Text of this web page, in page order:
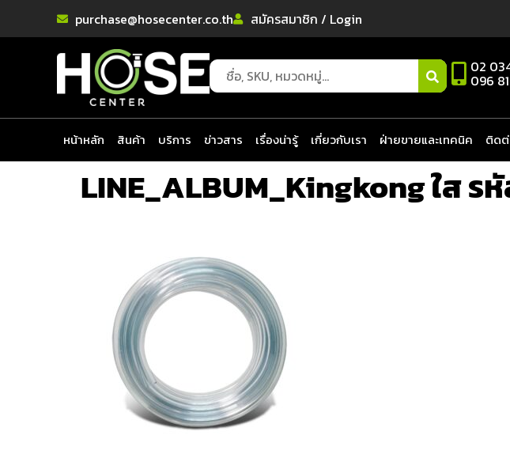
purchase@hosecenter.co.th สมัครสมาชิก / Login
02
096
หน้าหลัก สินค้า บริการ ข่าวสาร เรื่องน่ารู้ เกี่ยวกับเรา ฝ่ายขายและเทคนิค ติดต่
LINE_ALBUM_Kingkong ใส ร